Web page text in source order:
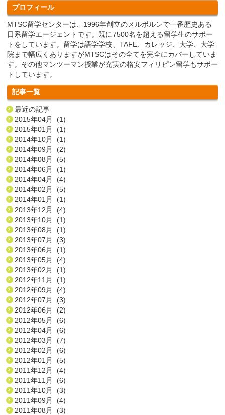
プロフィール
MTSC留学センターは、1996年創立のメルボルンで一番歴史ある
日系留学エージェントです。既に7500名を超える留学生のサポー
トをしています。留学は語学学校、TAFE、カレッジ、大学、大学
院まで幅広くありますがMTSCはその全てを完全にカバーしていま
す。その他マンツーマン授業が充実の格安フィリピン留学もサポー
トしています。
記事一覧
最近の記事
2015年04月 (1)
2015年01月 (1)
2014年10月 (1)
2014年09月 (2)
2014年08月 (5)
2014年06月 (1)
2014年04月 (4)
2014年02月 (5)
2014年01月 (1)
2013年12月 (4)
2013年10月 (1)
2013年08月 (1)
2013年07月 (3)
2013年06月 (1)
2013年05月 (4)
2013年02月 (1)
2012年11月 (1)
2012年09月 (4)
2012年07月 (3)
2012年06月 (2)
2012年05月 (6)
2012年04月 (6)
2012年03月 (7)
2012年02月 (6)
2012年01月 (5)
2011年12月 (4)
2011年11月 (6)
2011年10月 (3)
2011年09月 (4)
2011年08月 (3)